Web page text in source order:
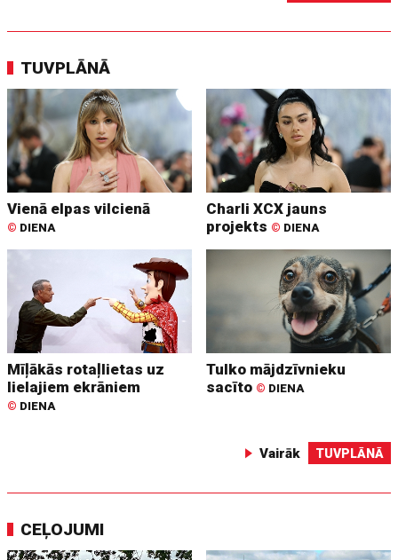
TUVPLĀNĀ
Vienā elpas vilcienā
© DIENA
Charli XCX jauns
projekts © DIENA
Mīļākās rotaļlietas uz
lielajiem ekrāniem
© DIENA
Tulko mājdzīvnieku
sacīto © DIENA
Vairāk TUVPLĀNĀ
CEĻOJUMI